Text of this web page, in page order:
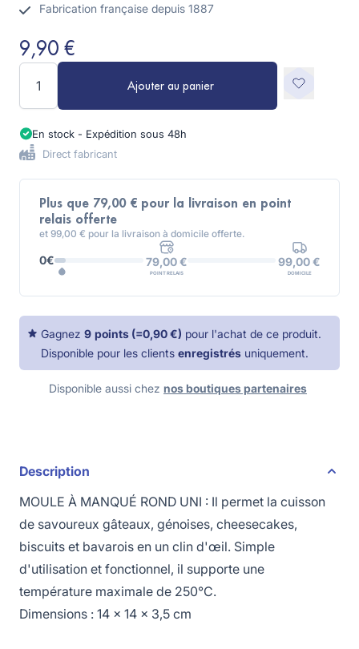
Fabrication française depuis 1887
9,90 €
Ajouter au panier
En stock - Expédition sous 48h
Direct fabricant
Plus que 79,00 € pour la livraison en point
relais offerte
et 99,00 € pour la livraison à domicile offerte.
0€ 79,00 €
POINT RELAIS
99,00 €
DOMICILE
Gagnez 9 points (=0,90 €) pour l'achat de ce produit.
Disponible pour les clients enregistrés uniquement.
Disponible aussi chez nos boutiques partenaires
Description
MOULE À MANQUÉ ROND UNI : Il permet la cuisson
de savoureux gâteaux, génoises, cheesecakes,
biscuits et bavarois en un clin d'œil. Simple
d'utilisation et fonctionnel, il supporte une
température maximale de 250°C.
Dimensions : 14 x 14 x 3,5 cm